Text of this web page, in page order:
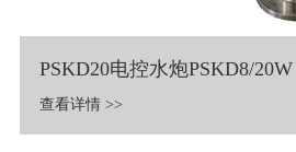
PSKD20电控水炮PSKD8/20W
查看详情 >>